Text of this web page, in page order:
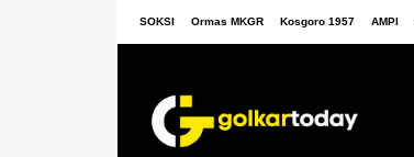
SOKSI Ormas MKGR Kosgoro 1957 AMPI